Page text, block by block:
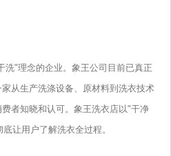
"理念的企业。象王公司目前已真正
从生产洗涤设备、原材料到洗衣技术
者知晓和认可。象王洗衣店以"干净
让用户了解洗衣全过程。